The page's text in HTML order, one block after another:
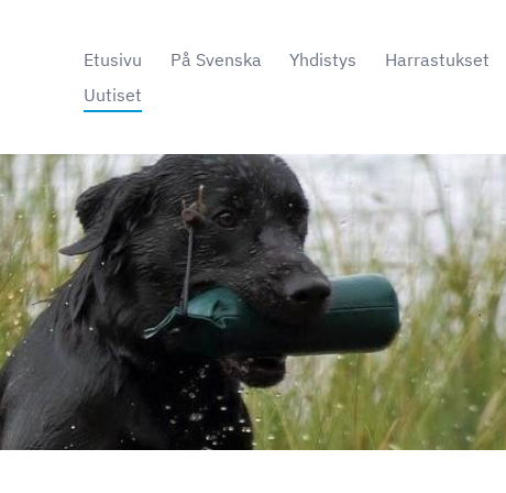
Etusivu På Svenska Yhdistys Harrastukset
Uutiset